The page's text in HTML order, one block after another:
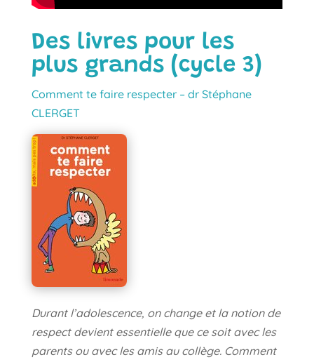
Des livres pour les
plus grands (cycle 3)
Comment te faire respecter – dr Stéphane
CLERGET
Durant l’adolescence, on change et la notion de
respect devient essentielle que ce soit avec les
parents ou avec les amis au collège. Comment